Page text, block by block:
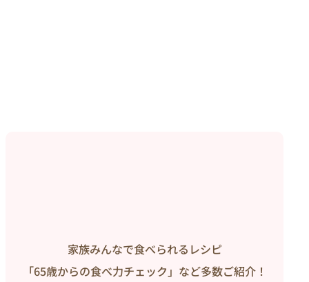
家族みんなで食べられるレシピ
「65歳からの食べ力チェック」など多数ご紹介！